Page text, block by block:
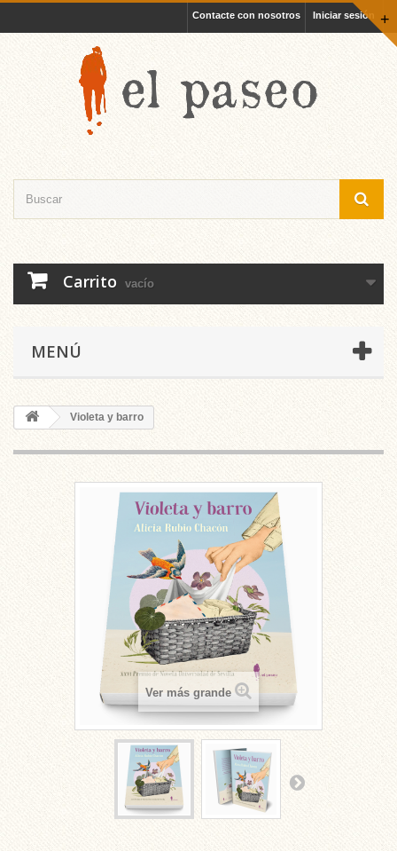
+
Iniciar sesión
Contacte con nosotros
Carrito vacío
MENÚ
Violeta y barro
Ver más grande